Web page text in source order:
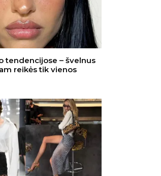
tendencijose – švelnus
reikės tik vienos